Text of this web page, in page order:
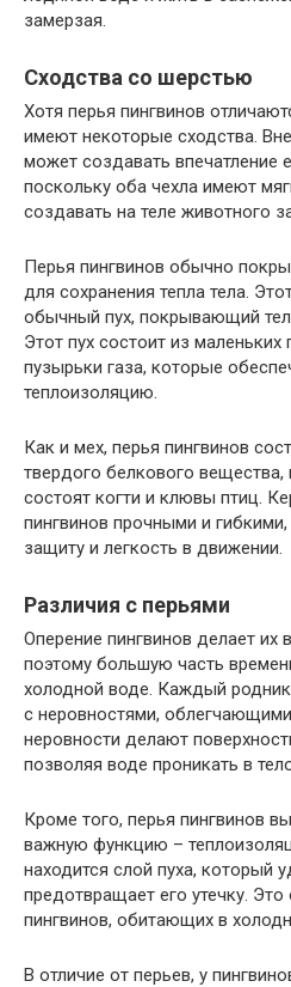
замерзая.
Сходства со шерстью
Хотя перья пингвинов
имеют некоторые сходства.
может создавать впечатление
поскольку оба чехла имеют
создавать на теле животного
Перья пингвинов обычно
для сохранения тепла тела.
обычный пух, покрывающий
Этот пух состоит из
пузырьки газа, которые
теплоизоляцию.
Как и мех, перья пингвинов
твердого белкового вещества,
состоят когти и клювы птиц.
пингвинов прочными и
защиту и легкость в движении.
Различия с перьями
Оперение пингвинов делает
поэтому большую часть
холодной воде. Каждый
с неровностями,
неровности делают
позволяя воде проникать в
Кроме того, перья пингвинов
важную функцию –
находится слой пуха, который
предотвращает его утечку.
пингвинов, обитающих в
В отличие от перьев, у